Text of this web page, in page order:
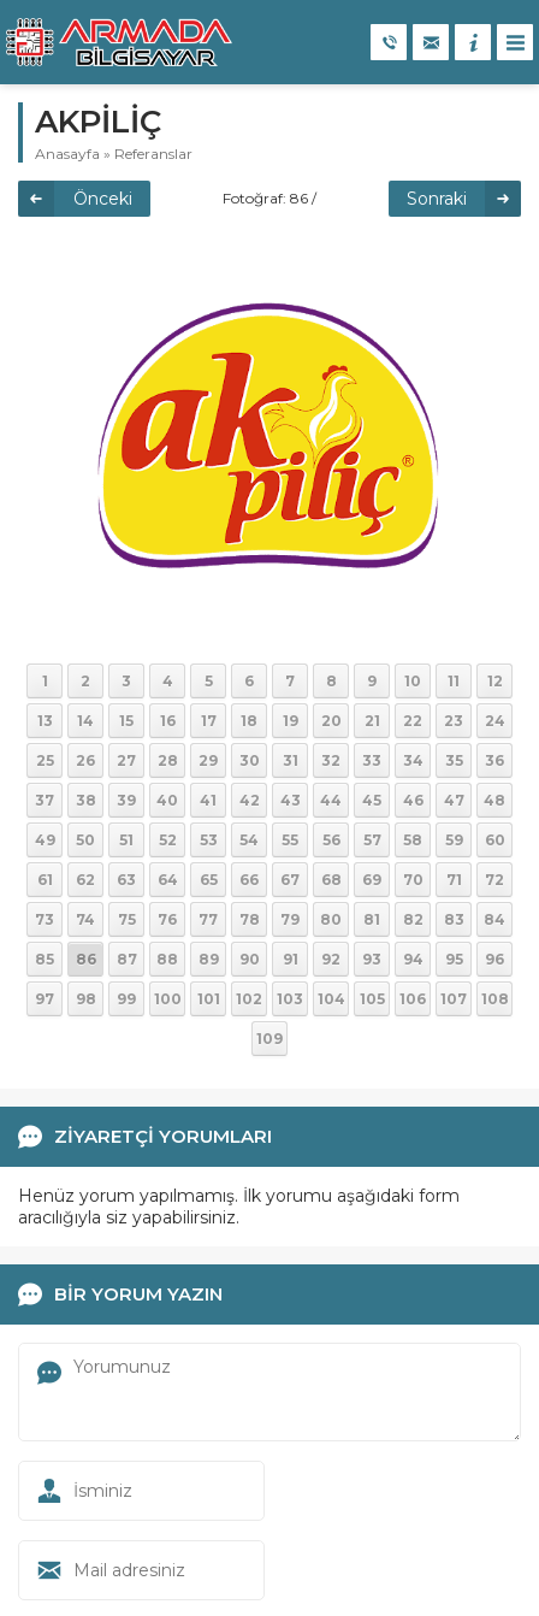
AKPİLİÇ
Anasayfa » Referanslar
Önceki
Fotoğraf: 86 /
Sonraki
1 2 3 4 5 6 7 8 9 10 11 12
13 14 15 16 17 18 19 20 21 22 23 24
25 26 27 28 29 30 31 32 33 34 35 36
37 38 39 40 41 42 43 44 45 46 47 48
49 50 51 52 53 54 55 56 57 58 59 60
61 62 63 64 65 66 67 68 69 70 71 72
73 74 75 76 77 78 79 80 81 82 83 84
85 86 87 88 89 90 91 92 93 94 95 96
97 98 99 100 101 102 103 104 105 106 107 108
109
ZİYARETÇİ YORUMLARI
Henüz yorum yapılmamış. İlk yorumu aşağıdaki form
aracılığıyla siz yapabilirsiniz.
BİR YORUM YAZIN